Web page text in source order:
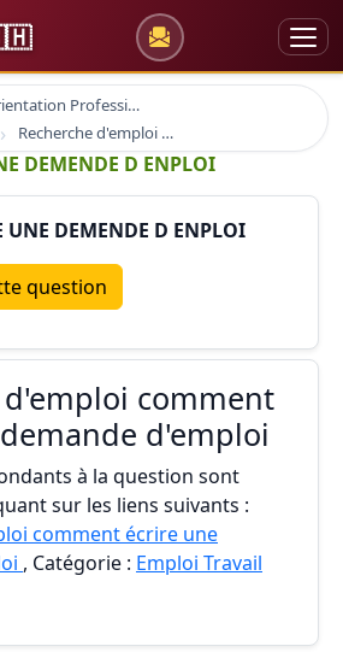
Orientation Professionnelle
Recherche d'emploi comment écrire une demande d'emploi
DEMENDE D ENPLOI
UNE DEMENDE D ENPLOI
question
d'emploi comment
d'emploi
à la question sont
sur les liens suivants :
comment écrire une
, Catégorie : Emploi Travail